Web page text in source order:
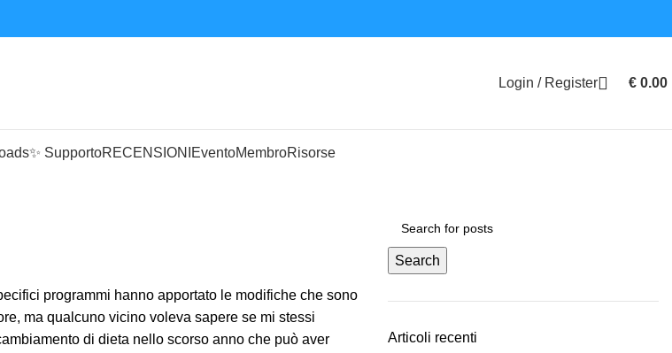
Login / Register € 0.00
✨ SupportoRECENSIONI EventoMembroRisorse
programmi hanno apportato le modifiche che sono
ma qualcuno vicino voleva sapere se mi stessi
di dieta nello scorso anno che può aver
Search
Articoli recenti